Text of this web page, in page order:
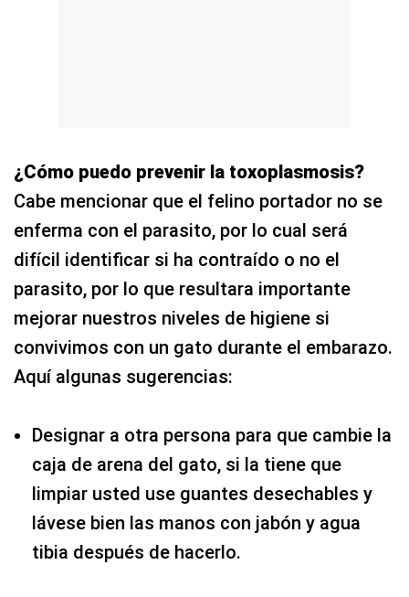
¿Cómo puedo prevenir la toxoplasmosis?
Cabe mencionar que el felino portador no se
enferma con el parasito, por lo cual será
difícil identificar si ha contraído o no el
parasito, por lo que resultara importante
mejorar nuestros niveles de higiene si
convivimos con un gato durante el embarazo.
Aquí algunas sugerencias:
Designar a otra persona para que cambie la
caja de arena del gato, si la tiene que
limpiar usted use guantes desechables y
lávese bien las manos con jabón y agua
tibia después de hacerlo.